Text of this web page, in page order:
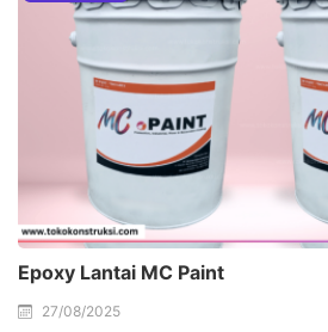
Epoxy Lantai MC Paint
27/08/2025